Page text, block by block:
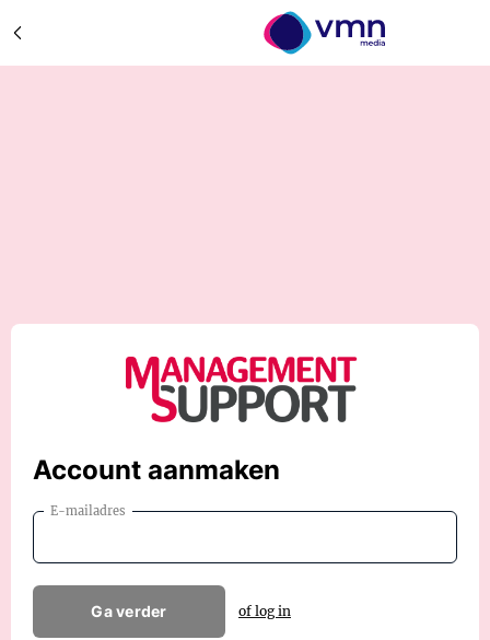
Account aanmaken
E-mailadres
Ga verder of log in